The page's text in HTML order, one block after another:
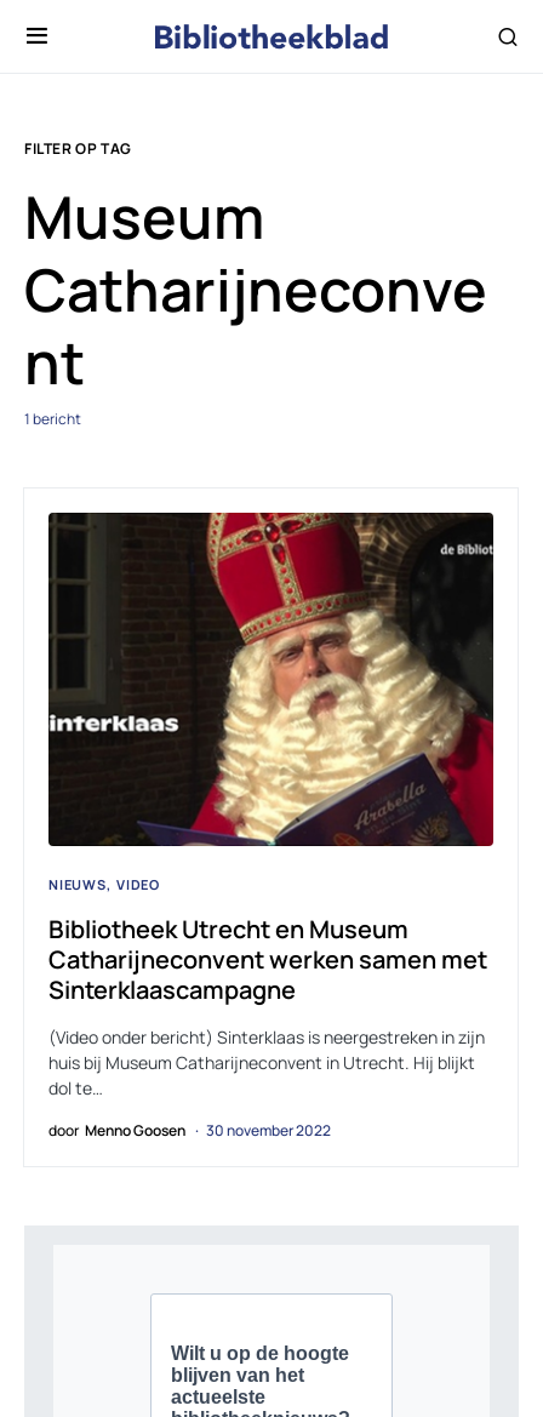
FILTER OP TAG
Museum
Catharijneconve
nt
1 bericht
NIEUWS VIDEO
Bibliotheek Utrecht en Museum
Catharijneconvent werken samen met
Sinterklaascampagne
(Video onder bericht) Sinterklaas is neergestreken in zijn
huis bij Museum Catharijneconvent in Utrecht. Hij blijkt
dol te…
door Menno Goosen 30 november 2022